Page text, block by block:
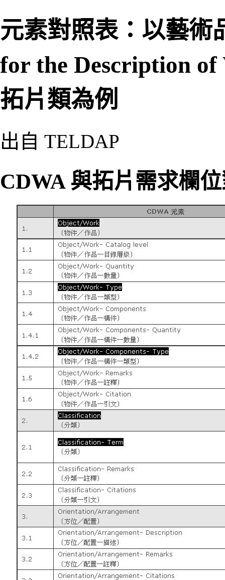
元素對照表：以藝術
for the Description
拓片類為例
出自 TELDAP
CDWA 與拓片需求欄